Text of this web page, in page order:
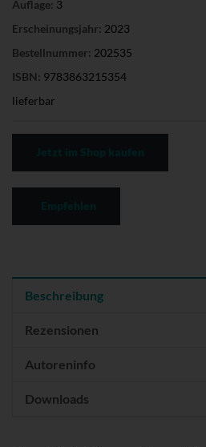
Auflage: 3
Erscheinungsjahr: 2023
Bestellnummer: 202535
ISBN: 9783863215354
lieferbar
Beschreibung
Rezensionen
Autoreninfo
Downloads